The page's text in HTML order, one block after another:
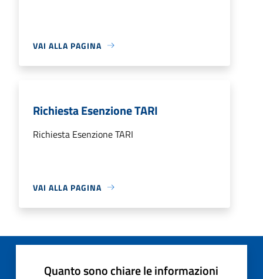
VAI ALLA PAGINA
Richiesta Esenzione TARI
Richiesta Esenzione TARI
VAI ALLA PAGINA
Quanto sono chiare le informazioni